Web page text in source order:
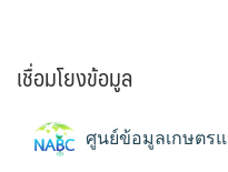
เชื่อมโยงข้อมูล
ศูนย์ข้อมูลเกษตร